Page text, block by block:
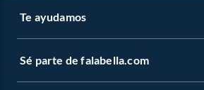
Te ayudamos
Sé parte de falabella.com